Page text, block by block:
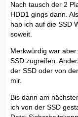
Nach tausch der 2
HDD1 gings dann.
hab ich auf die SSD
soweit.
Merkwürdig war
SSD zugreifen.
der SSD oder von
mir.
Bis dann am
ich von der SSD